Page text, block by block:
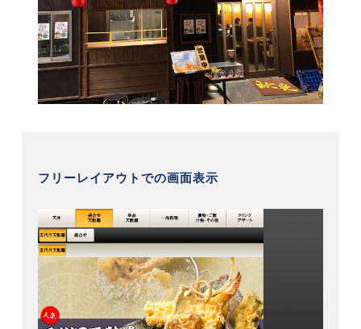
フリーレイアウトでの画面表示